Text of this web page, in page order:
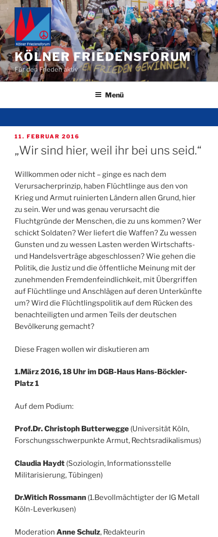
Zum
Inhalt
springen
KÖLNER FRIEDENSFORUM
Für den Frieden aktiv
Menü
VERÖFFENTLICHT
AM
11. FEBRUAR 2016
„Wir sind hier, weil ihr bei uns seid.“
Willkommen oder nicht – ginge es nach dem
Verursacherprinzip, haben Flüchtlinge aus den von
Krieg und Armut ruinierten Ländern allen Grund, hier
zu sein. Wer und was genau verursacht die
Fluchtgründe der Menschen, die zu uns kommen? Wer
schickt Soldaten? Wer liefert die Waffen? Zu wessen
Gunsten und zu wessen Lasten werden Wirtschafts-
und Handelsverträge abgeschlossen? Wie gehen die
Politik, die Justiz und die öffentliche Meinung mit der
zunehmenden Fremdenfeindlichkeit, mit Übergriffen
auf Flüchtlinge und Anschlägen auf deren Unterkünfte
um? Wird die Flüchtlingspolitik auf dem Rücken des
benachteiligten und armen Teils der deutschen
Bevölkerung gemacht?
Diese Fragen wollen wir diskutieren am
1.März 2016, 18 Uhr im DGB-Haus Hans-Böckler-
Platz 1
Auf dem Podium:
Prof.Dr. Christoph Butterwegge (Universität Köln,
Forschungsschwerpunkte Armut, Rechtsradikalismus)
Claudia Haydt (Soziologin, Informationsstelle
Militarisierung, Tübingen)
Dr.Witich Rossmann (1.Bevollmächtigter der IG Metall
Köln-Leverkusen)
Moderation Anne Schulz, Redakteurin